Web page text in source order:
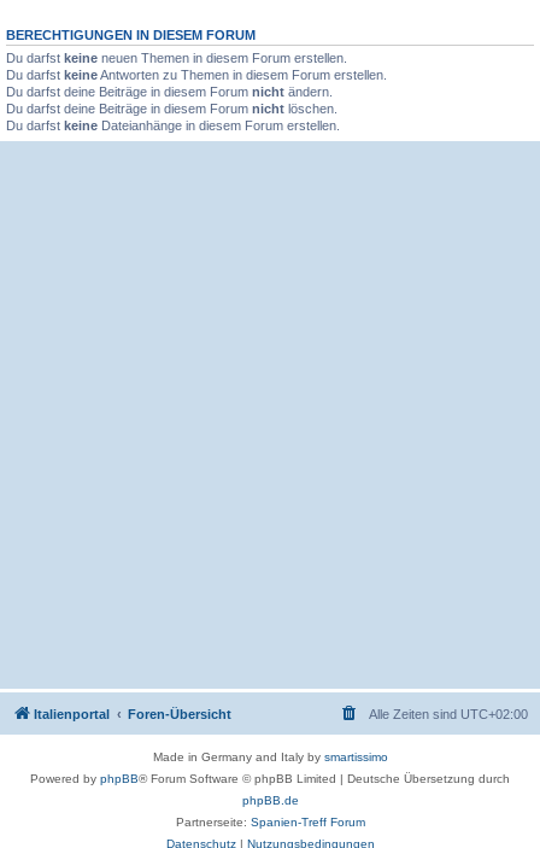
BERECHTIGUNGEN IN DIESEM FORUM
Du darfst keine neuen Themen in diesem Forum erstellen.
Du darfst keineAntworten zu Themen in diesem Forum erstellen.
Du darfst deine Beiträge in diesem Forum nicht ändern.
Du darfst deine Beiträge in diesem Forum nicht löschen.
Du darfst keine Dateianhänge in diesem Forum erstellen.
Italienportal Foren-Übersicht Alle Zeiten sind UTC+02:00
Made in Germany and Italy by smartissimo
Powered by phpBB® Forum Software © phpBB Limited | Deutsche Übersetzung durch
phpBB.de
Partnerseite: Spanien-Treff Forum
Datenschutz| Nutzungsbedingungen